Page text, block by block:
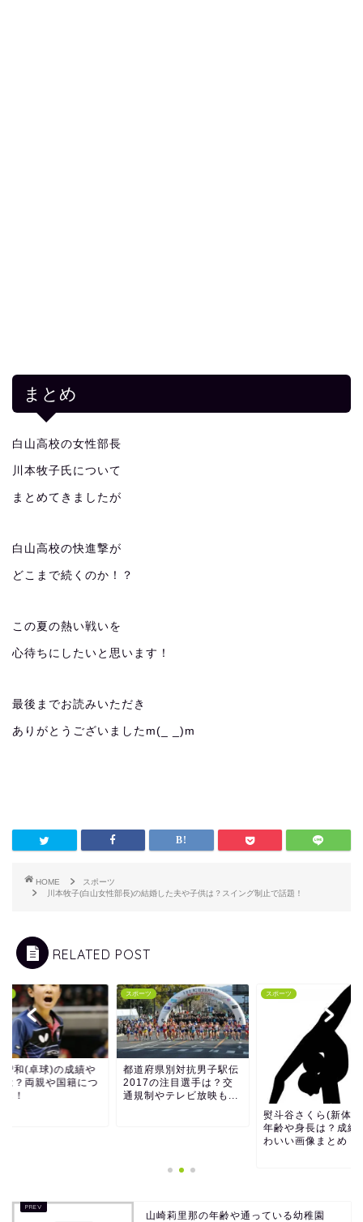
まとめ
白山高校の女性部長
川本牧子氏について
まとめてきましたが
白山高校の快進撃が
どこまで続くのか！？
この夏の熱い戦いを
心待ちにしたいと思います！
最後までお読みいただき
ありがとうございましたm(_ _)m
HOME
スポーツ
川本牧子(白山女性部長)の結婚した夫や子供は？スイング制止で話題！
RELATED POST
智和(卓球)の成績や
は？両親や国籍につ
！
スポーツ
都道府県別対抗男子駅伝
2017の注目選手は？交
通規制やテレビ放映も...
スポーツ
熨斗谷さくら(新体
年齢や身長は？成績
わいい画像まとめ！
山崎莉里那の年齢や通っている幼稚園